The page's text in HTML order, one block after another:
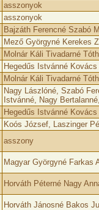
asszonyok
asszonyok
Bajzáth Ferencné Szabó
Mező Györgyné Kerekes
Molnár Káli Tivadarné
Hegedűs Istvánné
Molnár Káli Tivadarné
Nagy Lászlóné, Szabó
Istvánné, Nagy
Hegedűs Istvánné
Koós József, Laszinger
asszony
Magyar Györgyné Farkas
Horváth Péterné Nagy
Horváth Jánosné Bakos